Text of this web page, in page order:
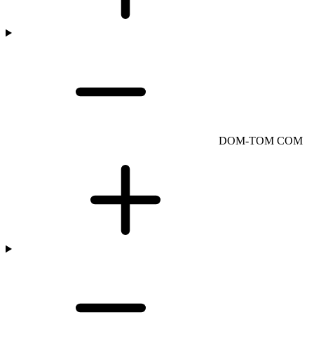
DOM-TOM COM